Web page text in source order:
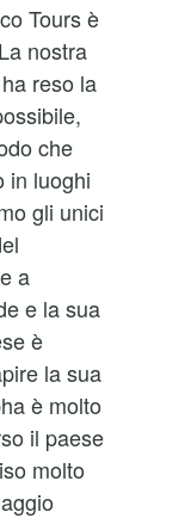
Tours è
nostra
reso la
che
in luoghi
gli unici
a
e la sua
è
la sua
è molto
il paese
molto